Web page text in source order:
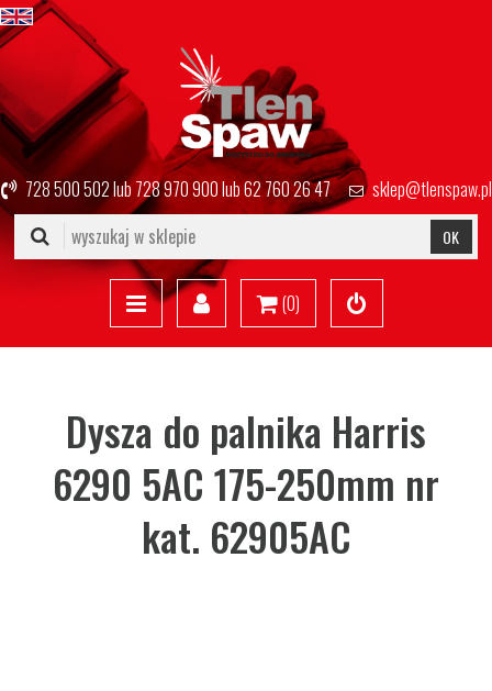
728 500 502lub728 970 900lub62 760 26 47 sklep@tlenspaw.pl
OK
(0)
Dysza do palnika Harris
6290 5AC 175-250mm nr
kat. 62905AC